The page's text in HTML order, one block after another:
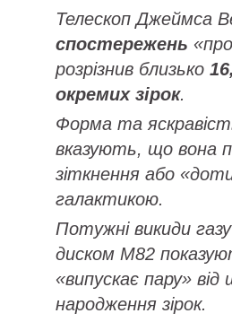
Телескоп Джеймса
спостережень
розрізнив близько
окремих зірок.
Форма та
вказують, що вона
зіткнення або
галактикою.
Потужні викиди
диском M82
«випускає пару»
народження зірок.